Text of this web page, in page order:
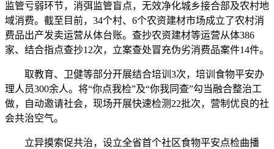
监管亏弱环节，消弭监管盲点，无效净化城乡接合部及农村地
域消费。截至目前，34个村、6个农资建材市场成立了农村消
费品出产发卖运营从体台账。查抄农资建材等运营从体386
家、结合指点查抄12次，立案查处冒充伪劣消费品案件14件。
取教育、卫健等部分开展结合培训3次，培训食物平安办
理人员300余人。将“你点我检”及“你我同查”勾当融合整治工
做，自动邀请社会，现场开展快速检测22批次，营制优良的社
会共治空气。
立异摸索促共治，设立全省首个社区食物平安点检曲播